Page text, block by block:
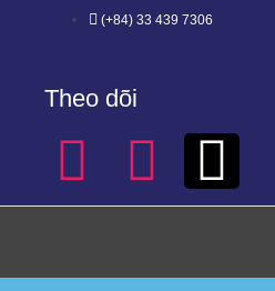
(+84) 33 439 7306
Theo dõi